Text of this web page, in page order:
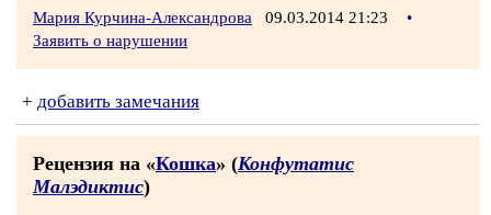
Мария Курчина-Александрова 09.03.2014 21:23
•
Заявить о нарушении
+ добавить замечания
Рецензия на «Кошка» (Конфутатис
Малэдиктис)